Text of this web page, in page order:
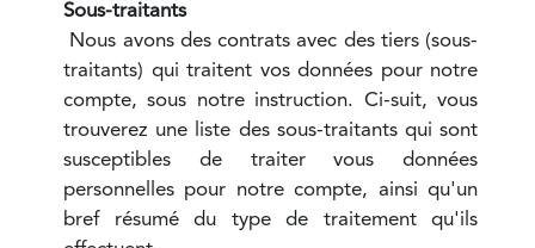
Sous-traitants
Nous avons des contrats avec des tiers (sous-
traitants) qui traitent vos données pour notre
compte, sous notre instruction. Ci-suit, vous
trouverez une liste des sous-traitants qui sont
susceptibles de traiter vous données
personnelles pour notre compte, ainsi qu'un
bref résumé du type de traitement qu'ils